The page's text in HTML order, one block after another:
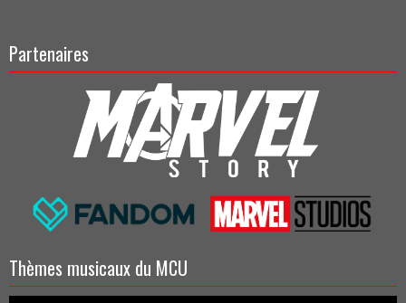
Partenaires
Thèmes musicaux du MCU